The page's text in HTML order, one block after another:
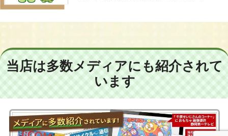
当店は多数メディアにも紹介されて
います